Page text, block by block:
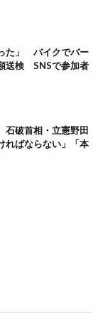
た」 バイクでバー
送検 SNSで参加者
破首相・立憲野田
ればならない」「本